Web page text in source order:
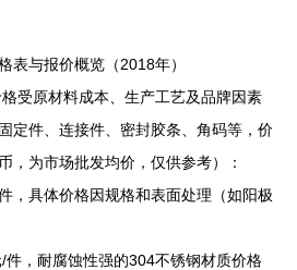
表与报价概览（2018年）
受原材料成本、生产工艺及品牌因素
定件、连接件、密封胶条、角码等，价
，为市场批发均价，仅供参考）：
，具体价格因规格和表面处理（如阳极
，耐腐蚀性强的304不锈钢材质价格